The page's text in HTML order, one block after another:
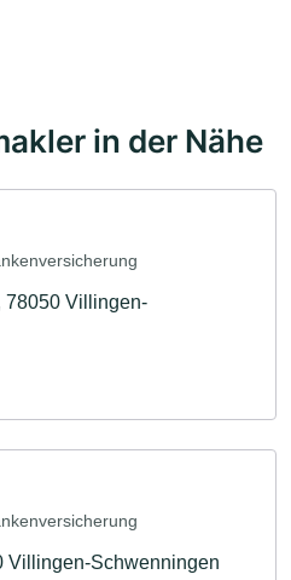
in der Nähe
78050 Villingen-
Villingen-Schwenningen